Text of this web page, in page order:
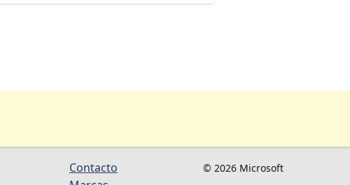
Contacto
© 2026 Microsoft